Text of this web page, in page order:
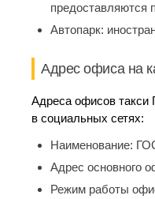
предоставляются
Автопарк:
Адрес офиса на
Адреса офисов
в социальных сетях:
Наименование:
Адрес основного
Режим работы